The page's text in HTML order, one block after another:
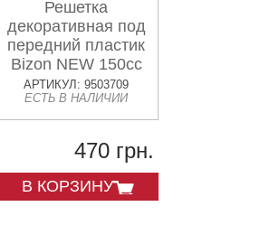
Решетка
декоративная под
передний пластик
Bizon NEW 150cc
АРТИКУЛ: 9503709
ЕСТЬ В НАЛИЧИИ
470 грн.
В КОРЗИНУ